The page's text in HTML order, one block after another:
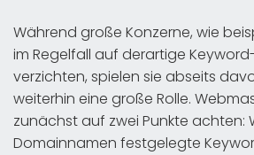
Während große Konzerne, wie
im Regelfall auf derartige
verzichten, spielen sie abseits
weiterhin eine große Rolle.
zunächst auf zwei Punkte achten:
Domainnamen festgelegte